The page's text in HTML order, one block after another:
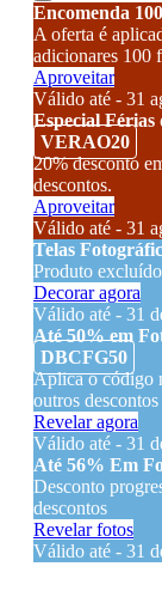
Encomenda
A oferta é
adicionares 100
Aproveitar
Válido até - 31
Especial
VERAO20
20% desconto
descontos.
Aproveitar
Válido até - 31
Telas
Produto
Decorar agora
Válido até - 31
Até 50% em
DBCFG50
Aplica o código
outros descontos
Revelar agora
Válido até - 31
Até 56% Em
Desconto
descontos
Revelar fotos
Válido até - 31